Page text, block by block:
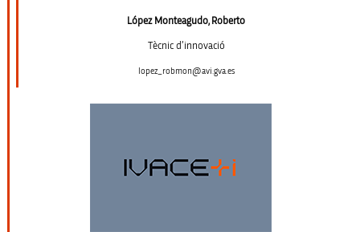
López Monteagudo, Roberto
Tècnic d’innovació
lopez_robmon@avi.gva.es